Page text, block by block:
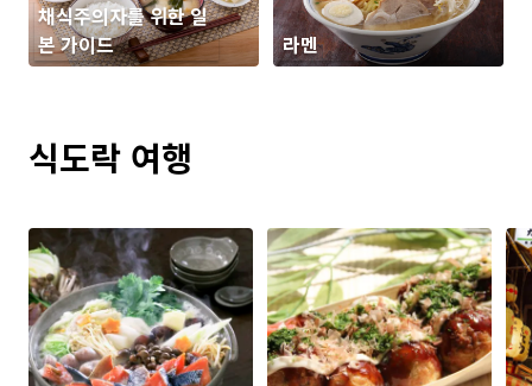
채식주의자를 위한 일
본 가이드
라멘
식도락 여행